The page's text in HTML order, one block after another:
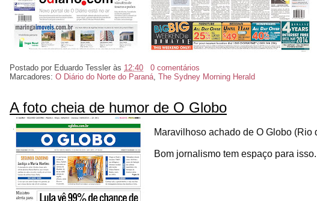
Postado por Eduardo Tessler às 12:40
0 comentários
Marcadores: O Diário do Norte do Paraná The Sydney Morning Herald
A foto cheia de humor de O Globo
Maravilhoso achado de O Globo (Rio
Bom jornalismo tem espaço para isso.